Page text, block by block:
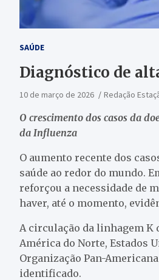
SAÚDE
Diagnóstico de
10 de março de 2026 Redação
O crescimento dos casos da
da Influenza
O aumento recente dos
saúde ao redor do mundo.
reforçou a necessidade de
haver, até o momento,
A circulação da linhagem K
América do Norte, Estados
Organização Pan-
identificado.